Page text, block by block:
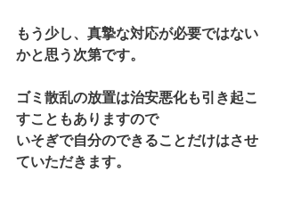
もう少し、真摯な対応が必要ではない
かと思う次第です。
ゴミ散乱の放置は治安悪化も引き起こ
すこともありますので
いそぎで自分のできることだけはさせ
ていただきます。